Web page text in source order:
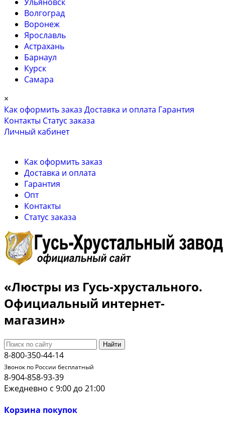
Волгоград
Воронеж
Ярославль
Астрахань
Барнаул
Курск
Самара
×
Как оформить заказ Доставка и оплата Гарантия
Контакты Cтатус заказа
Личный кабинет
Как оформить заказ
Доставка и оплата
Гарантия
Опт
Контакты
Cтатус заказа
«Люстры из Гусь-хрустального.
Официальный интернет-
магазин»
Найти
8-800-350-44-14
Звонок по России бесплатный
8-904-858-93-39
Ежедневно с 9:00 до 21:00
Корзина покупок